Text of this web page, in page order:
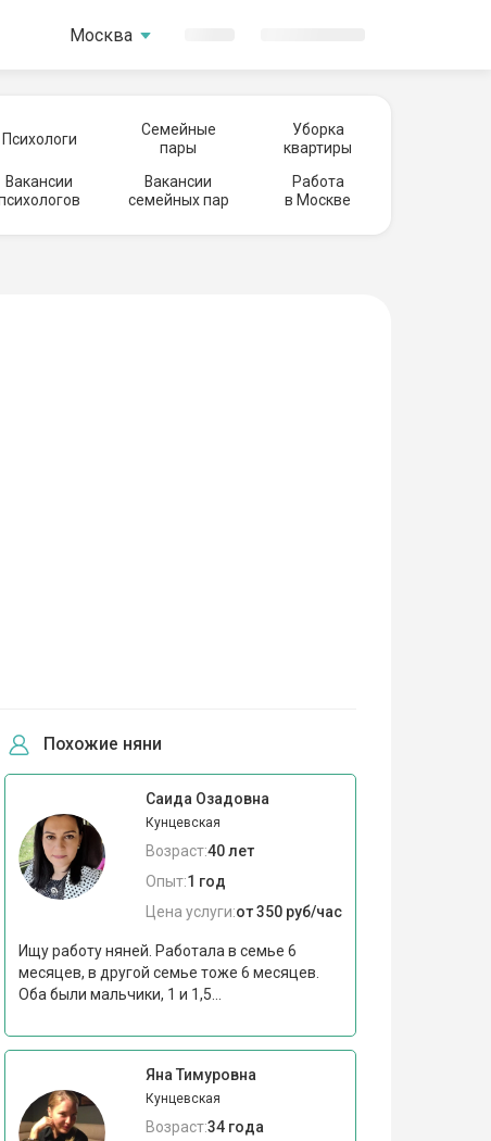
Москва
Психологи
Семейные
пары
Уборка
квартиры
Вакансии
Вакансии
семейных пар
Работа
в Москве
Похожие няни
Саида Озадовна
Кунцевская
Возраст:40 лет
Опыт:1 год
Цена услуги:от 350 руб/час
Ищу работу няней. Работала в семье 6
месяцев, в другой семье тоже 6 месяцев.
Оба были мальчики, 1 и 1,5...
Яна Тимуровна
Кунцевская
Возраст:34 года